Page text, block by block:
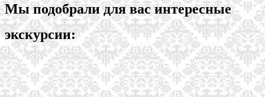
Мы подобрали для вас интересные
экскурсии: